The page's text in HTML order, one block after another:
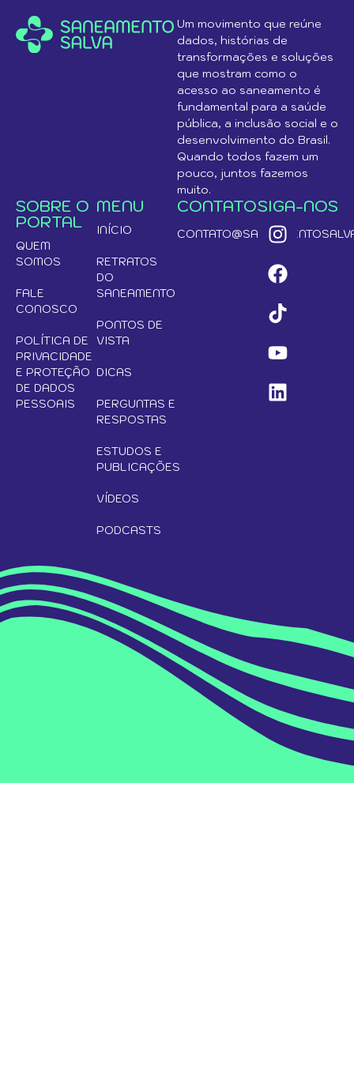
Um movimento que reúne
dados, histórias de
transformações e soluções
que mostram como o
acesso ao saneamento é
fundamental para a saúde
pública, a inclusão social e o
desenvolvimento do Brasil.
Quando todos fazem um
pouco, juntos fazemos
muito.
SOBRE O
PORTAL
QUEM
SOMOS
FALE
CONOSCO
POLÍTICA DE
PRIVACIDADE
E PROTEÇÃO
DE DADOS
PESSOAIS
MENU
INÍCIO
RETRATOS
DO
SANEAMENTO
PONTOS DE
VISTA
DICAS
PERGUNTAS E
RESPOSTAS
ESTUDOS E
PUBLICAÇÕES
VÍDEOS
PODCASTS
CONTATOSIGA-NOS